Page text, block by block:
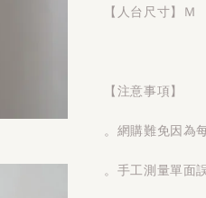
【人台尺寸】Ｍ
【注意事項】
。網購難免因為
。手工測量單面